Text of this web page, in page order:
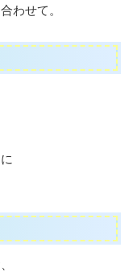
わせて。